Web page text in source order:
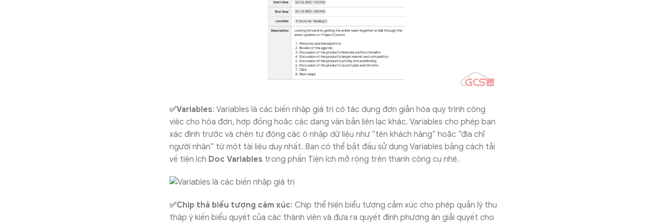
✅Variables: Variables là các biến nhập giá trị có tác dụng đơn giản hóa quy trình công
việc cho hóa đơn, hợp đồng hoặc các dạng văn bản liên lạc khác. Variables cho phép bạn
xác định trước và chèn tự động các ô nhập dữ liệu như “tên khách hàng” hoặc “địa chỉ
người nhận” từ một tài liệu duy nhất. Bạn có thể bắt đầu sử dụng Variables bằng cách tải
về tiện ích Doc Variables trong phần Tiện ích mở rộng trên thanh công cụ nhé.
✅Chip thả biểu tượng cảm xúc: Chip thể hiện biểu tượng cảm xúc cho phép quản lý thu
thập ý kiến biểu quyết của các thành viên và đưa ra quyết định phương án giải quyết cho